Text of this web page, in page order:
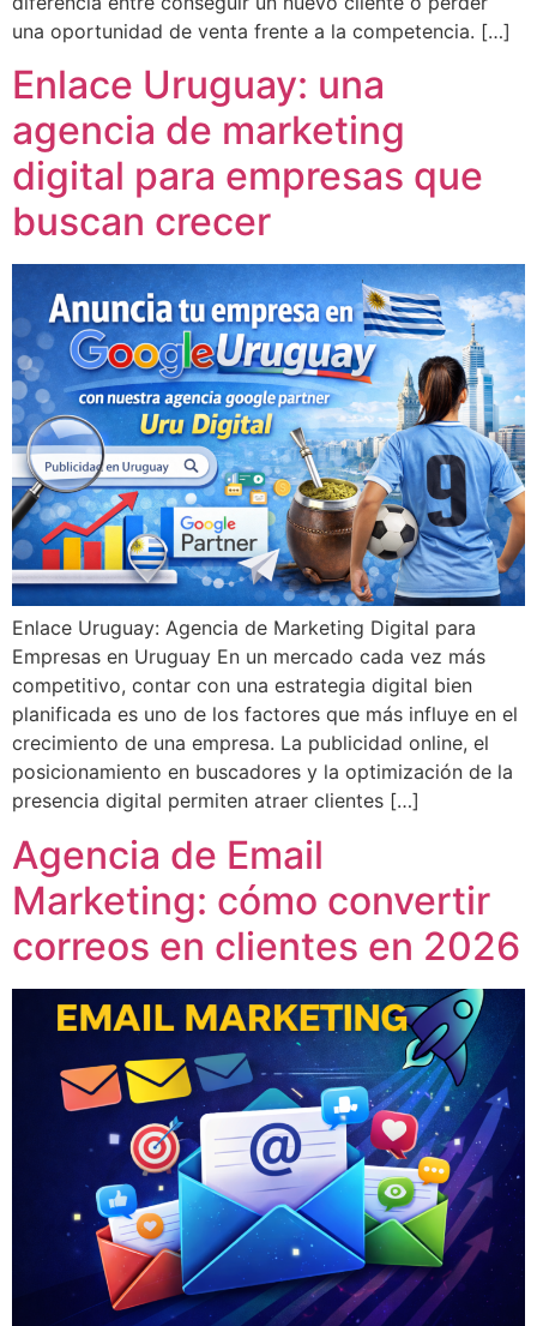
una oportunidad de venta frente a la competencia. […]
Enlace Uruguay: una
agencia de marketing
digital para empresas que
buscan crecer
Enlace Uruguay: Agencia de Marketing Digital para
Empresas en Uruguay En un mercado cada vez más
competitivo, contar con una estrategia digital bien
planificada es uno de los factores que más influye en el
crecimiento de una empresa. La publicidad online, el
posicionamiento en buscadores y la optimización de la
presencia digital permiten atraer clientes […]
Agencia de Email
Marketing: cómo convertir
correos en clientes en 2026